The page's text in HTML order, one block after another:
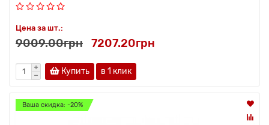
Цена за шт.:
9009.00грн 7207.20грн
Купить в 1 клик
Ваша скидка: -20%